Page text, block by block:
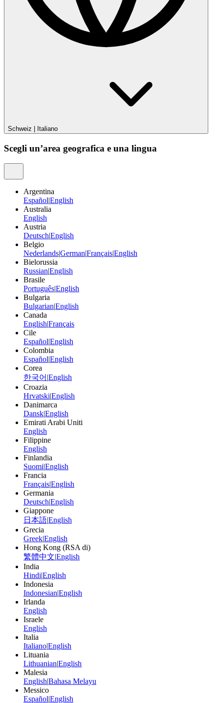
Schweiz Italiano
Scegli un’area geografica e una lingua
Argentina
Español|English
Australia
English
Austria
Deutsch|English
Belgio
Nederlands|German|Français|English
Bielorussia
Russian|English
Brasile
Português|English
Bulgaria
Bulgarian|English
Canada
English|Français
Cile
Español|English
Colombia
Español|English
Corea
한국어 |English
Croazia
Hrvatski|English
Danimarca
Dansk|English
Emirati Arabi Uniti
English
Filippine
English
Finlandia
Suomi|English
Francia
Français|English
Germania
Deutsch|English
Giappone
日本語|English
Grecia
Greek|English
Hong Kong (RSA di)
繁體中文|English
India
Hindi|English
Indonesia
Indonesian|English
Irlanda
English
Israele
English
Italia
Italiano|English
Lituania
Lithuanian|English
Malesia
English|Bahasa Melayu
Messico
Español|English